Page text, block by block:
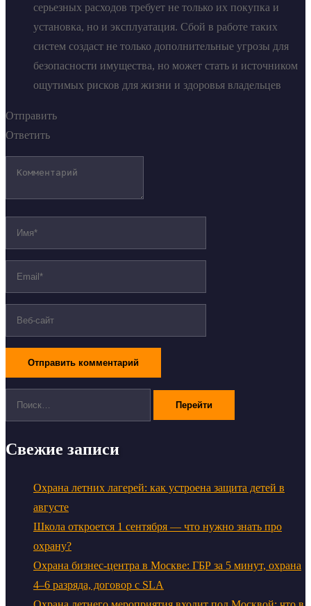
серьезных расходов требует не только их покупка и
установка, но и эксплуатация. Сбой в работе таких
систем создаст не только дополнительные угрозы для
безопасности имущества, но может стать и источником
ощутимых рисков для жизни и здоровья владельцев
Отправить
Ответить
Свежие записи
Охрана летних лагерей: как устроена защита детей в
августе
Школа откроется 1 сентября — что нужно знать про
охрану?
Охрана бизнес-центра в Москве: ГБР за 5 минут, охрана
4–6 разряда, договор с SLA